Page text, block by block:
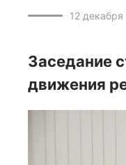
12
Заседание
движения